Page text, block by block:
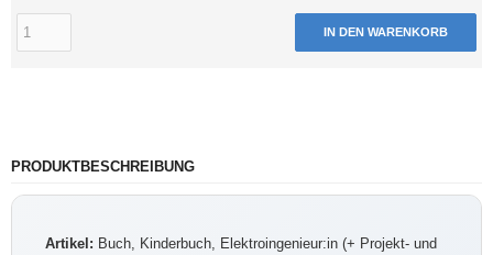
IN DEN WARENKORB
PRODUKTBESCHREIBUNG
Artikel: Buch, Kinderbuch, Elektroingenieur:in (+ Projekt- und